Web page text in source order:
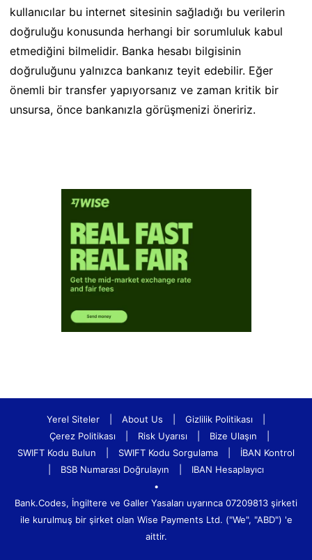
kullanıcılar bu internet sitesinin sağladığı bu verilerin
doğruluğu konusunda herhangi bir sorumluluk kabul
etmediğini bilmelidir. Banka hesabı bilgisinin
doğruluğunu yalnızca bankanız teyit edebilir. Eğer
önemli bir transfer yapıyorsanız ve zaman kritik bir
unsursa, önce bankanızla görüşmenizi öneririz.
Yerel Siteler About Us Gizlilik Politikası
Çerez Politikası
Risk Uyarısı Bize Ulaşın
SWIFT Kodu Bulun
SWIFT Kodu Sorgulama
İBAN Kontrol
BSB Numarası Doğrulayın
IBAN Hesaplayıcı
•
Bank.Codes, İngiltere ve Galler Yasaları uyarınca 07209813 şirketi
ile kurulmuş bir şirket olan Wise Payments Ltd. ("We", "ABD") 'e
aittir.